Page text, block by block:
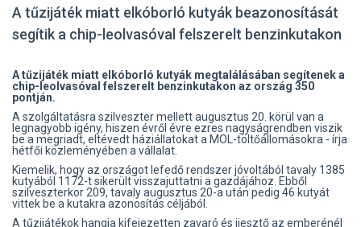
A tűzijáték miatt elkóborló kutyák beazonosítását
segítik a chip-leolvasóval felszerelt benzinkutakon
A tűzijáték miatt elkóborló kutyák megtalálásában segítenek a
chip-leolvasóval felszerelt benzinkutakon az ország 350
pontján.
A szolgáltatásra szilveszter mellett augusztus 20. körül van a
legnagyobb igény, hiszen évről évre ezres nagyságrendben viszik
be a megriadt, eltévedt háziállatokat a MOL-töltőállomásokra - írja
hétfői közleményében a vállalat.
Kiemelik, hogy az országot lefedő rendszer jóvoltából tavaly 1385
kutyából 1172-t sikerült visszajuttatni a gazdájához. Ebből
szilveszterkor 209, tavaly augusztus 20-a után pedig 46 kutyát
vittek be a kutakra azonosítás céljából.
A tűzijátékok hangja kifejezetten zavaró és ijesztő az emberénél